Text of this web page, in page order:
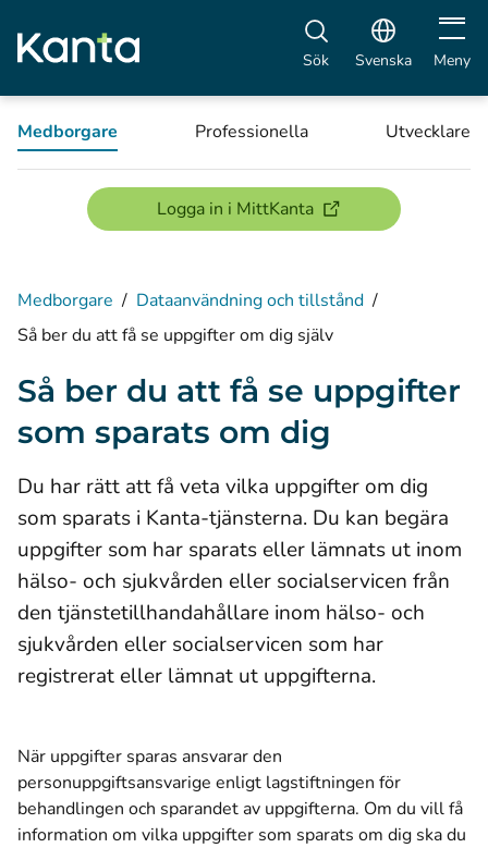
Sök Svenska Öppna
Meny
Medborgare Professionella Utvecklare
Logga in i MittKanta(öppnas i ett nytt
Medborgare / Dataanvändning och tillstånd /
Så ber du att få se uppgifter om dig själv
Så ber du att få se uppgifter
som sparats om dig
Du har rätt att få veta vilka uppgifter om dig
som sparats i Kanta-tjänsterna. Du kan begära
uppgifter som har sparats eller lämnats ut inom
hälso- och sjukvården eller socialservicen från
den tjänstetillhandahållare inom hälso- och
sjukvården eller socialservicen som har
registrerat eller lämnat ut uppgifterna.
När uppgifter sparas ansvarar den
personuppgiftsansvarige enligt lagstiftningen för
behandlingen och sparandet av uppgifterna. Om du vill få
information om vilka uppgifter som sparats om dig ska du